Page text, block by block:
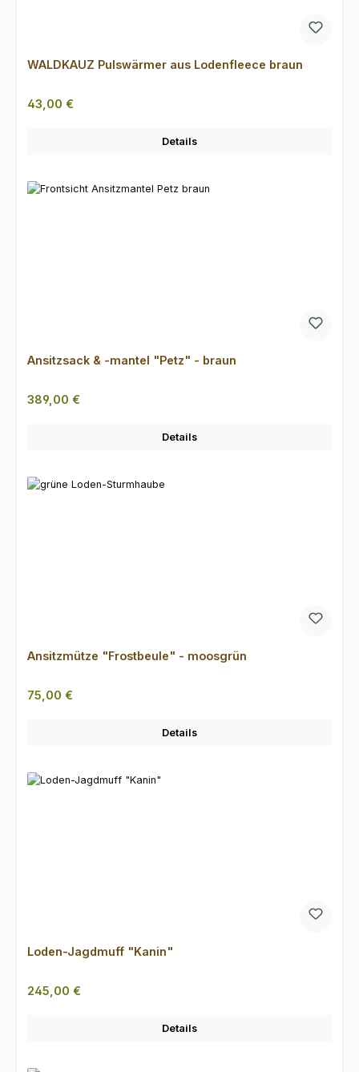
WALDKAUZ Pulswärmer aus Lodenfleece braun
Regulärer Preis:
43,00 €
Details
Ansitzsack & -mantel "Petz" - braun
Regulärer Preis:
389,00 €
Details
Ansitzmütze "Frostbeule" - moosgrün
Regulärer Preis:
75,00 €
Details
Loden-Jagdmuff "Kanin"
Regulärer Preis:
245,00 €
Details